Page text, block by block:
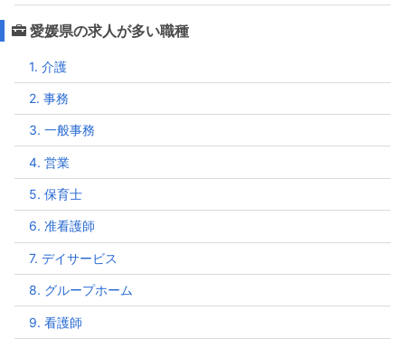
愛媛県の求人が多い職種
1. 介護
2. 事務
3. 一般事務
4. 営業
5. 保育士
6. 准看護師
7. デイサービス
8. グループホーム
9. 看護師